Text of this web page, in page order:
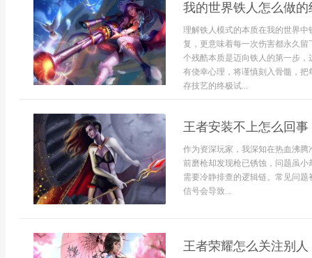
我的世界铁人怎么做
理解铁人模式的本质在我的世界
复，更意味着每一次伤害都永久
个残酷本质是迈向铁人的第一步
有侥幸心理，将谨慎刻入骨髓，
存技艺的终极试...
王者安装不上怎么回
作为资深玩家，我深知在热血沸
前磨枪却发现枪已锈蚀，问题虽
需要冷静排查的逻辑链。常见问
信号会导致...
王者荣耀怎么关注别